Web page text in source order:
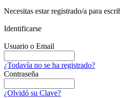
Necesitas estar registrado/a para
Identificarse
Usuario o Email
¿Todavía no se ha registrado?
Contraseña
¿Olvidó su Clave?